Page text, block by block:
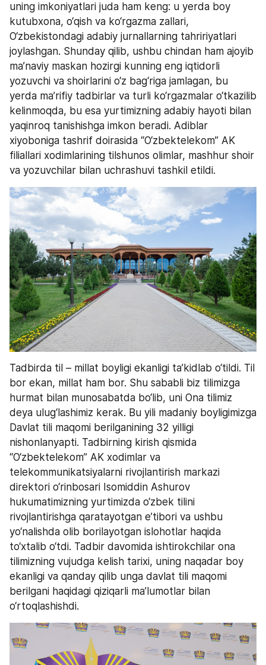
uning imkoniyatlari juda ham keng: u yerda boy
kutubxona, o‘qish va ko‘rgazma zallari,
O‘zbekistondagi adabiy jurnallarning tahririyatlari
joylashgan. Shunday qilib, ushbu chindan ham ajoyib
ma’naviy maskan hozirgi kunning eng iqtidorli
yozuvchi va shoirlarini o‘z bag‘riga jamlagan, bu
yerda ma’rifiy tadbirlar va turli ko‘rgazmalar o‘tkazilib
kelinmoqda, bu esa yurtimizning adabiy hayoti bilan
yaqinroq tanishishga imkon beradi. Adiblar
xiyoboniga tashrif doirasida “O‘zbektelekom” AK
filiallari xodimlarining tilshunos olimlar, mashhur shoir
va yozuvchilar bilan uchrashuvi tashkil etildi.
Tadbirda til – millat boyligi ekanligi ta’kidlab o‘tildi. Til
bor ekan, millat ham bor. Shu sababli biz tilimizga
hurmat bilan munosabatda bo‘lib, uni Ona tilimiz
deya ulug‘lashimiz kerak. Bu yili madaniy boyligimizga
Davlat tili maqomi berilganining 32 yilligi
nishonlanyapti. Tadbirning kirish qismida
“O‘zbektelekom” AK xodimlar va
telekommunikatsiyalarni rivojlantirish markazi
direktori o‘rinbosari Isomiddin Ashurov
hukumatimizning yurtimizda o‘zbek tilini
rivojlantirishga qaratayotgan e’tibori va ushbu
yo‘nalishda olib borilayotgan islohotlar haqida
to‘xtalib o‘tdi. Tadbir davomida ishtirokchilar ona
tilimizning vujudga kelish tarixi, uning naqadar boy
ekanligi va qanday qilib unga davlat tili maqomi
berilgani haqidagi qiziqarli ma’lumotlar bilan
o‘rtoqlashishdi.